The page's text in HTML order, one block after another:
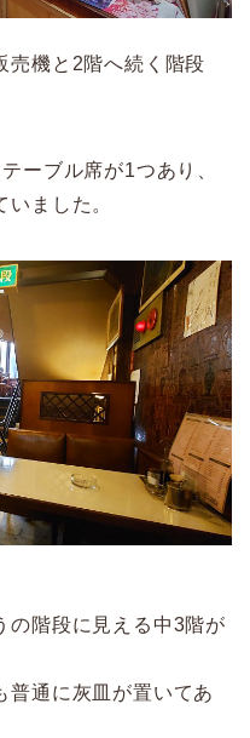
売機と 2階へ続く階段
ーブル席が1つあり、
ました。
の階段に見える中3階が
普通に灰皿が置いてあ